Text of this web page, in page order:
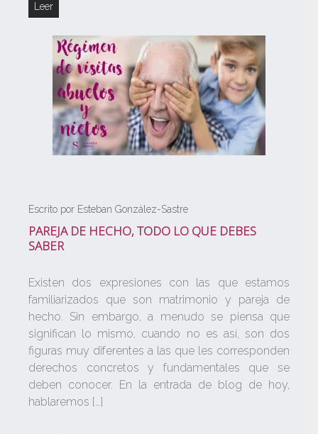
Leer
Escrito por Esteban González-Sastre
PAREJA DE HECHO, TODO LO QUE DEBES
SABER
Existen dos expresiones con las que estamos
familiarizados que son matrimonio y pareja de
hecho. Sin embargo, a menudo se piensa que
significan lo mismo, cuando no es así, son dos
figuras muy diferentes a las que les corresponden
derechos concretos y fundamentales que se
deben conocer. En la entrada de blog de hoy,
hablaremos […]